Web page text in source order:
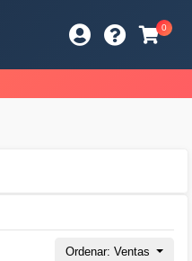
0
Ordenar: Ventas